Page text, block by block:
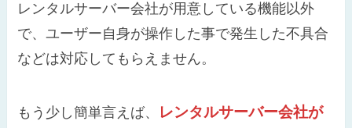
レンタルサーバー会社が用意している機能以外
で、ユーザー自身が操作した事で発生した不具合
などは対応してもらえません。
もう少し簡単言えば、 レンタルサーバー会社が